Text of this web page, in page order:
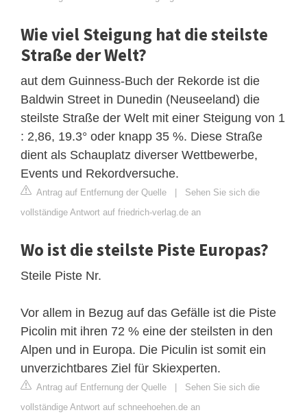
Wie viel Steigung hat die steilste
Straße der Welt?
aut dem Guinness-Buch der Rekorde ist die
Baldwin Street in Dunedin (Neuseeland) die
steilste Straße der Welt mit einer Steigung von 1
: 2,86, 19.3° oder knapp 35 %. Diese Straße
dient als Schauplatz diverser Wettbewerbe,
Events und Rekordversuche.
Antrag auf Entfernung der Quelle | Sehen Sie sich die
vollständige Antwort auf friedrich-verlag.de an
Wo ist die steilste Piste Europas?
Steile Piste Nr.
Vor allem in Bezug auf das Gefälle ist die Piste
Picolin mit ihren 72 % eine der steilsten in den
Alpen und in Europa. Die Piculin ist somit ein
unverzichtbares Ziel für Skiexperten.
Antrag auf Entfernung der Quelle | Sehen Sie sich die
vollständige Antwort auf schneehoehen.de an